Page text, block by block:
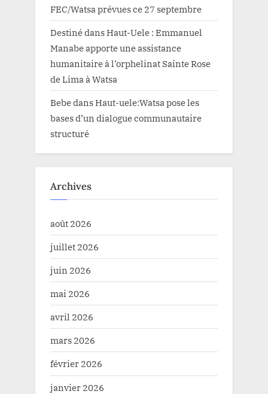
FEC/Watsa prévues ce 27 septembre
DestinédansHaut-Uele : Emmanuel
Manabe apporte une assistance
humanitaire à l’orphelinat Sainte Rose
de Lima à Watsa
BebedansHaut-uele:Watsa pose les
bases d’un dialogue communautaire
structuré
Archives
août 2026
juillet 2026
juin 2026
mai 2026
avril 2026
mars 2026
février 2026
janvier 2026